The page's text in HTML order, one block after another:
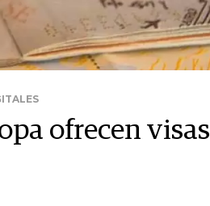
ofrecen visas